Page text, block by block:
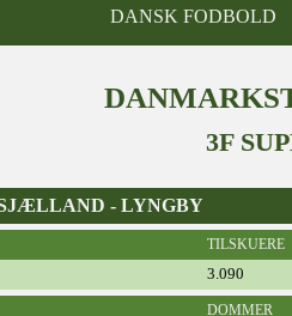
DANSK FODBOLD
3F
- LYNGBY
TILSKUERE
3.090
DOMMER